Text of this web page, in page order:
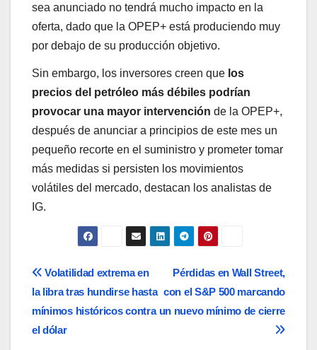
sea anunciado no tendrá mucho impacto en la
oferta, dado que la OPEP+ está produciendo muy
por debajo de su producción objetivo.
Sin embargo, los inversores creen que los
precios del petróleo más débiles podrían
provocar una mayor intervención de la OPEP+,
después de anunciar a principios de este mes un
pequeño recorte en el suministro y prometer tomar
más medidas si persisten los movimientos
volátiles del mercado, destacan los analistas de
IG.
Navegación
de
entradas
Pérdidas en Wall Street,
con el S&P 500 marcando
un nuevo mínimo de cierre
Volatilidad extrema en
la libra tras hundirse hasta
mínimos históricos contra
el dólar